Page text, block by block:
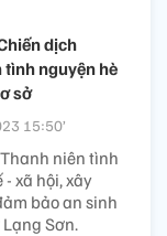
dịch
tình nguyện hè
sở
15:50’
niên tình
xã hội, xây
bảo an sinh
Sơn.